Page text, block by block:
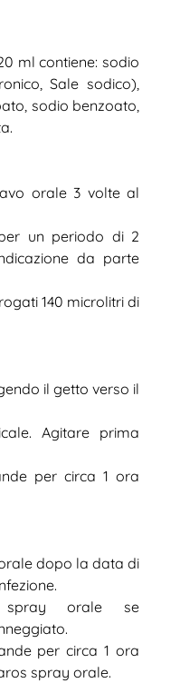
ml contiene: sodio
Sale sodico),
sodio benzoato,
orale 3 volte al
un periodo di 2
da parte
140 microlitri di
il getto verso il
Agitare prima
per circa 1 ora
dopo la data di
spray orale se
per circa 1 ora
spray orale.